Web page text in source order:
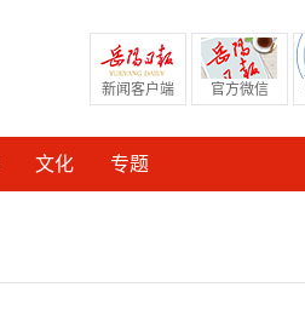
新闻客户端 官方微信
文化 专题